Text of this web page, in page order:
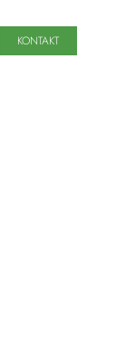
KONTAKT